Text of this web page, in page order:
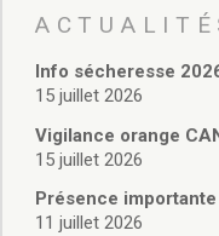
Services
Affaires
Vie
Police
Cimetière/
Services en
Licences
Info sécheresse
15 juillet 2026
Vigilance orange
15 juillet 2026
Présence
11 juillet 2026